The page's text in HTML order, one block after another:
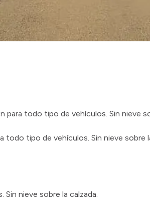
para todo tipo de vehículos. Sin nieve
todo tipo de vehículos. Sin nieve sobre
nieve sobre la calzada.